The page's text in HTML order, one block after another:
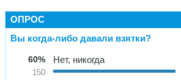
ОПРОС
Вы когда-либо давали взятки?
60%
150
Нет, никогда